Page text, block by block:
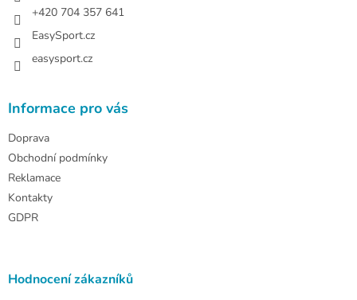
+420 704 357 641
EasySport.cz
easysport.cz
Informace pro vás
Doprava
Obchodní podmínky
Reklamace
Kontakty
GDPR
Hodnocení zákazníků